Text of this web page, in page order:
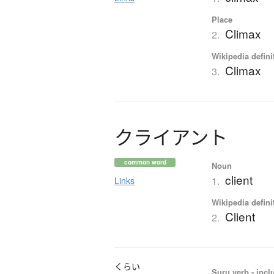
Place
2. Climax
Wikipedia
3. Climax
クライアン ト
common word
Links
Noun
1. client
Wikipedia
2. Client
くらい